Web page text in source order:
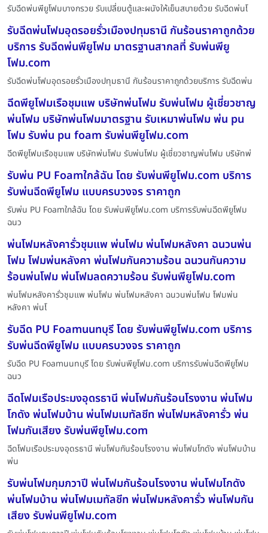
รับฉีดพ่นพียูโฟมบางกรวย รับเปลี่ยนตู้และผนังให้เย็นสบายด้วย รับฉีดพ่นโ
รับฉีดพ่นโฟมอุดรอยรั่วเมืองปทุมธานี กันร้อนราคาถูกด้วย
บริการ รับฉีดพ่นพียูโฟม มาตรฐานสากลที่ รับพ่นพียู
โฟม.com
รับฉีดพ่นโฟมอุดรอยรั่วเมืองปทุมธานี กันร้อนราคาถูกด้วยบริการ รับฉีดพ่น
ฉีดพียูโฟมเรือชุมแพ บริษัทพ่นโฟม รับพ่นโฟม ผู้เชี่ยวชาญ
พ่นโฟม บริษัทพ่นโฟมมาตรฐาน รับเหมาพ่นโฟม พ่น pu
โฟม รับพ่น pu foam รับพ่นพียูโฟม.com
ฉีดพียูโฟมเรือชุมแพ บริษัทพ่นโฟม รับพ่นโฟม ผู้เชี่ยวชาญพ่นโฟม บริษัทพ่
รับพ่น PU Foamใกล้ฉัน โดย รับพ่นพียูโฟม.com บริการ
รับพ่นฉีดพียูโฟม แบบครบวงจร ราคาถูก
รับพ่น PU Foamใกล้ฉัน โดย รับพ่นพียูโฟม.com บริการรับพ่นฉีดพียูโฟม
ฉนว
พ่นโฟมหลังคารั่วชุมแพ พ่นโฟม พ่นโฟมหลังคา ฉนวนพ่น
โฟม โฟมพ่นหลังคา พ่นโฟมกันความร้อน ฉนวนกันความ
ร้อนพ่นโฟม พ่นโฟมลดความร้อน รับพ่นพียูโฟม.com
พ่นโฟมหลังคารั่วชุมแพ พ่นโฟม พ่นโฟมหลังคา ฉนวนพ่นโฟม โฟมพ่น
หลังคา พ่นโ
รับฉีด PU Foamนนทบุรี โดย รับพ่นพียูโฟม.com บริการ
รับพ่นฉีดพียูโฟม แบบครบวงจร ราคาถูก
รับฉีด PU Foamนนทบุรี โดย รับพ่นพียูโฟม.com บริการรับพ่นฉีดพียูโฟม
ฉนว
ฉีดโฟมเรือประมงอุดรธานี พ่นโฟมกันร้อนโรงงาน พ่นโฟม
โกดัง พ่นโฟมบ้าน พ่นโฟมเมทัลชีท พ่นโฟมหลังคารั่ว พ่น
โฟมกันเสียง รับพ่นพียูโฟม.com
ฉีดโฟมเรือประมงอุดรธานี พ่นโฟมกันร้อนโรงงาน พ่นโฟมโกดัง พ่นโฟมบ้าน
พ่น
รับพ่นโฟมกุมภวาปี พ่นโฟมกันร้อนโรงงาน พ่นโฟมโกดัง
พ่นโฟมบ้าน พ่นโฟมเมทัลชีท พ่นโฟมหลังคารั่ว พ่นโฟมกัน
เสียง รับพ่นพียูโฟม.com